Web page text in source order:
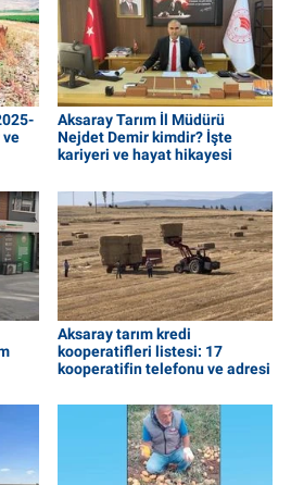
ve
Aksaray Tarım İl Müdürü
Nejdet Demir kimdir? İşte
kariyeri ve hayat hikayesi
Aksaray tarım kredi
kooperatifleri listesi: 17
kooperatifin telefonu ve adresi